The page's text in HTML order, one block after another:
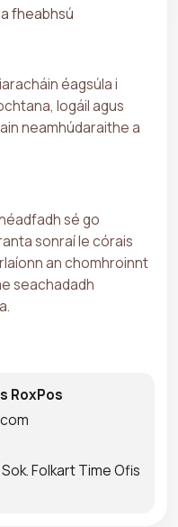
fheabhsú
éagsúla i
logáil agus
neamhúdaraithe a
sé go
sonraí le córais
an chomhroinnt
seachadadh
RoxPos
Folkart Time Ofis